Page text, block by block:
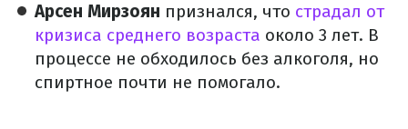
Арсен Мирзоян признался, что страдал от
кризиса среднего возраста около 3 лет. В
процессе не обходилось без алкоголя, но
спиртное почти не помогало.